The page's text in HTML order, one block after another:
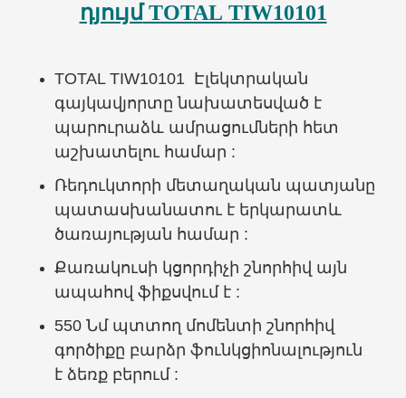
դյույմTOTAL TIW10101
TOTAL TIW10101 Էլեկտրական
գայկավյորտը նախատեսված է
պարուրաձև ամրացումների հետ
աշխատելու համար :
Ռեդուկտորի մետաղական պատյանը
պատասխանատու է երկարատև
ծառայության համար :
Քառակուսի կցորդիչի շնորհիվ այն
ապահով ֆիքսվում է :
550 Նմ պտտող մոմենտի շնորհիվ
գործիքը բարձր ֆունկցիոնալություն
է ձեռք բերում :